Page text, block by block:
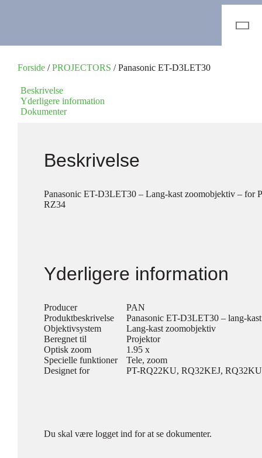
Forside /PROJECTORS / Panasonic ET-D3LET30
Beskrivelse
Yderligere information
Dokumenter
Beskrivelse
Panasonic ET-D3LET30 – Lang-kast zoomobjektiv – for
RZ34
Yderligere information
Producer
PAN
Produktbeskrivelse
Panasonic ET-D3LET30 – lang-
Objektivsystem
Lang-kast zoomobjektiv
Beregnet til
Projektor
Optisk zoom
1.95 x
Specielle funktioner
Tele, zoom
Designet for
PT-RQ22KU, RQ32KEJ,
Du skal være logget ind for at se dokumenter.